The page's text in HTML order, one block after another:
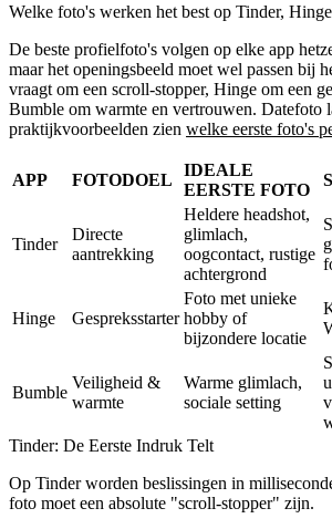
Welke foto's werken het best op Tinder,
De beste profielfoto's volgen op elke app
maar het openingsbeeld moet wel passen bij
vraagt om een scroll-stopper, Hinge om een
Bumble om warmte en vertrouwen. Datefoto
praktijkvoorbeelden zien welke eerste foto's
APP FOTODOEL
IDEALE
EERSTE FOTO
Tinder
Directe
aantrekking
Heldere headshot,
glimlach,
oogcontact, rustige
achtergrond
Hinge Gespreksstarter
Foto met unieke
hobby of
bijzondere locatie
Bumble
Veiligheid &
warmte
Warme glimlach,
sociale setting
Tinder: De Eerste Indruk Telt
Op Tinder worden beslissingen in
foto moet een absolute "scroll-stopper" zijn.